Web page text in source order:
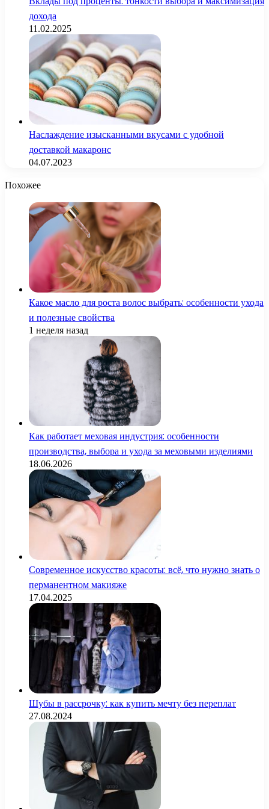
дохода
11.02.2025
Наслаждение изысканными вкусами с удобной
доставкой макаронс
04.07.2023
Похожее
Какое масло для роста волос выбрать: особенности ухода
и полезные свойства
1 неделя назад
Как работает меховая индустрия: особенности
производства, выбора и ухода за меховыми изделиями
18.06.2026
Современное искусство красоты: всё, что нужно знать о
перманентном макияже
17.04.2025
Шубы в рассрочку: как купить мечту без переплат
27.08.2024